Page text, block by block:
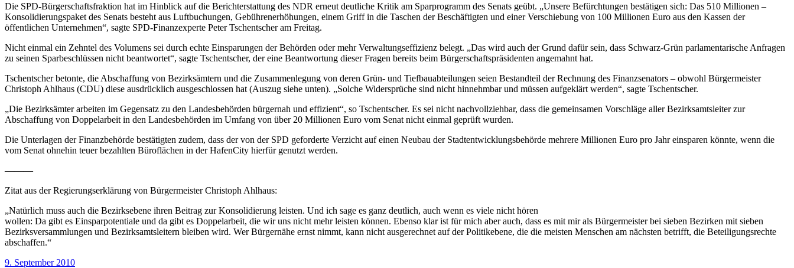
Die SPD-Bürgerschaftsfraktion hat im Hinblick auf die Berichterstattung des NDR erneut deutliche Kritik am Sparprogramm des Senats geübt. „Unsere Befürchtungen bestätigen sich: Das 510 Millionen –
Konsolidierungspaket des Senats besteht aus Luftbuchungen, Gebührenerhöhungen, einem Griff in die Taschen der Beschäftigten und einer Verschiebung von 100 Millionen Euro aus den Kassen der
öffentlichen Unternehmen“, sagte SPD-Finanzexperte Peter Tschentscher am Freitag.
Nicht einmal ein Zehntel des Volumens sei durch echte Einsparungen der Behörden oder mehr Verwaltungseffizienz belegt. „Das wird auch der Grund dafür sein, dass Schwarz-Grün parlamentarische Anfragen
zu seinen Sparbeschlüssen nicht beantwortet“, sagte Tschentscher, der eine Beantwortung dieser Fragen bereits beim Bürgerschaftspräsidenten angemahnt hat.
Tschentscher betonte, die Abschaffung von Bezirksämtern und die Zusammenlegung von deren Grün- und Tiefbauabteilungen seien Bestandteil der Rechnung des Finanzsenators – obwohl Bürgermeister
Christoph Ahlhaus (CDU) diese ausdrücklich ausgeschlossen hat (Auszug siehe unten). „Solche Widersprüche sind nicht hinnehmbar und müssen aufgeklärt werden“, sagte Tschentscher.
„Die Bezirksämter arbeiten im Gegensatz zu den Landesbehörden bürgernah und effizient“, so Tschentscher. Es sei nicht nachvollziehbar, dass die gemeinsamen Vorschläge aller Bezirksamtsleiter zur
Abschaffung von Doppelarbeit in den Landesbehörden im Umfang von über 20 Millionen Euro vom Senat nicht einmal geprüft wurden.
Die Unterlagen der Finanzbehörde bestätigten zudem, dass der von der SPD geforderte Verzicht auf einen Neubau der Stadtentwicklungsbehörde mehrere Millionen Euro pro Jahr einsparen könnte, wenn die
vom Senat ohnehin teuer bezahlten Büroflächen in der HafenCity hierfür genutzt werden.
———
Zitat aus der Regierungserklärung von Bürgermeister Christoph Ahlhaus:
„Natürlich muss auch die Bezirksebene ihren Beitrag zur Konsolidierung leisten. Und ich sage es ganz deutlich, auch wenn es viele nicht hören
wollen: Da gibt es Einsparpotentiale und da gibt es Doppelarbeit, die wir uns nicht mehr leisten können. Ebenso klar ist für mich aber auch, dass es mit mir als Bürgermeister bei sieben Bezirken mit sieben
Bezirksversammlungen und Bezirksamtsleitern bleiben wird. Wer Bürgernähe ernst nimmt, kann nicht ausgerechnet auf der Politikebene, die die meisten Menschen am nächsten betrifft, die Beteiligungsrechte
abschaffen.“
Veröffentlicht
9. September 2010